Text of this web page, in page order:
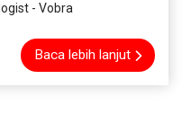
- Vobra
Baca lebih lanjut